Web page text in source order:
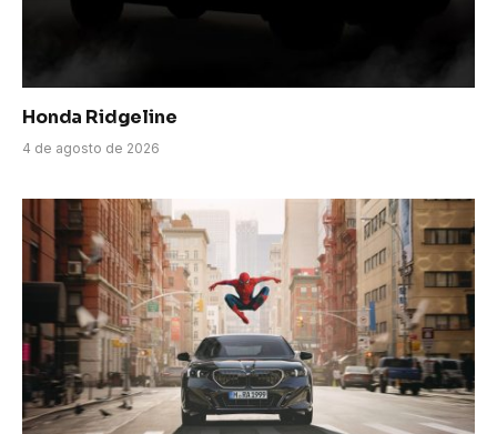
Honda Ridgeline
4 de agosto de 2026